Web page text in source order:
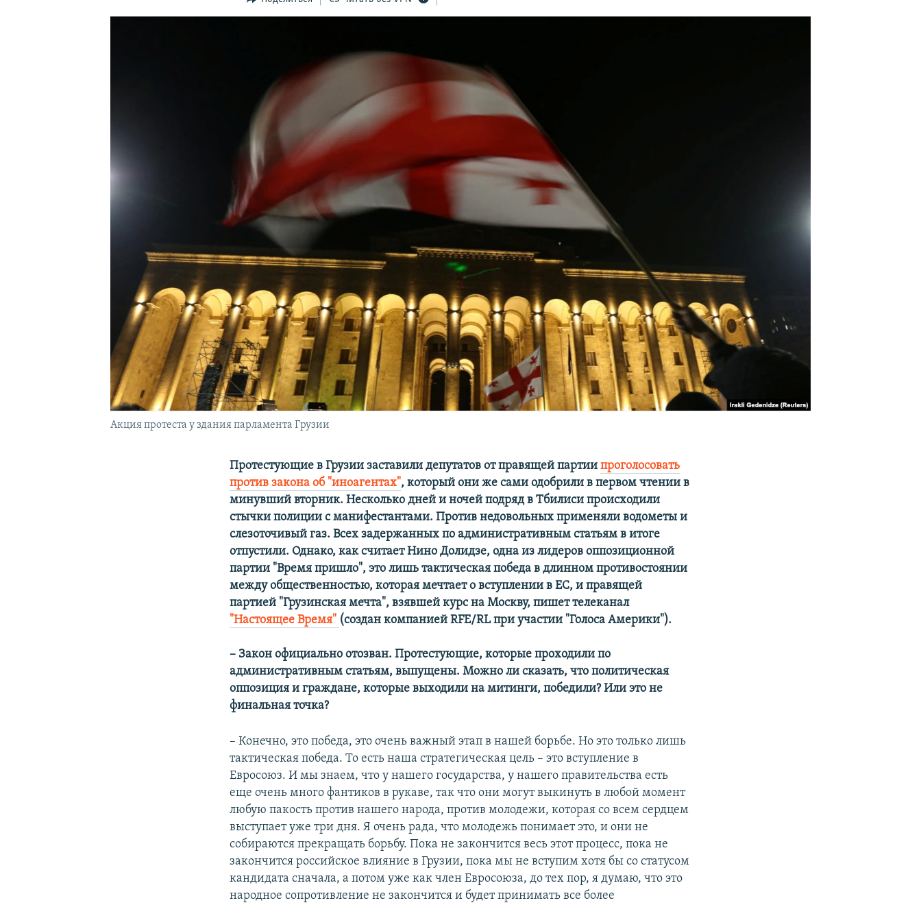
Акция протеста у здания парламента Грузии
Протестующие в Грузии заставили депутатов от правящей партиипроголосовать
против закона об "иноагентах", который они же сами одобрили в первом чтении в
минувший вторник. Несколько дней и ночей подряд в Тбилиси происходили
стычки полиции с манифестантами. Против недовольных применяли водометы и
слезоточивый газ. Всех задержанных по административным статьям в итоге
отпустили. Однако, как считает Нино Долидзе, одна из лидеров оппозиционной
партии "Время пришло", это лишь тактическая победа в длинном противостоянии
между общественностью, которая мечтает о вступлении в ЕС, и правящей
партией "Грузинская мечта", взявшей курс на Москву, пишет телеканал
"Настоящее Время" ​ (создан компанией RFE/RL при участии "Голоса Америки"). ​
– Закон официально отозван. Протестующие, которые проходили по
административным статьям, выпущены. Можно ли сказать, что политическая
оппозиция и граждане, которые выходили на митинги, победили? Или это не
финальная точка?
– Конечно, это победа, это очень важный этап в нашей борьбе. Но это только лишь
тактическая победа. То есть наша стратегическая цель – это вступление в
Евросоюз. И мы знаем, что у нашего государства, у нашего правительства есть
еще очень много фантиков в рукаве, так что они могут выкинуть в любой момент
любую пакость против нашего народа, против молодежи, которая со всем сердцем
выступает уже три дня. Я очень рада, что молодежь понимает это, и они не
собираются прекращать борьбу. Пока не закончится весь этот процесс, пока не
закончится российское влияние в Грузии, пока мы не вступим хотя бы со статусом
кандидата сначала, а потом уже как член Евросоюза, до тех пор, я думаю, что это
народное сопротивление не закончится и будет принимать все более